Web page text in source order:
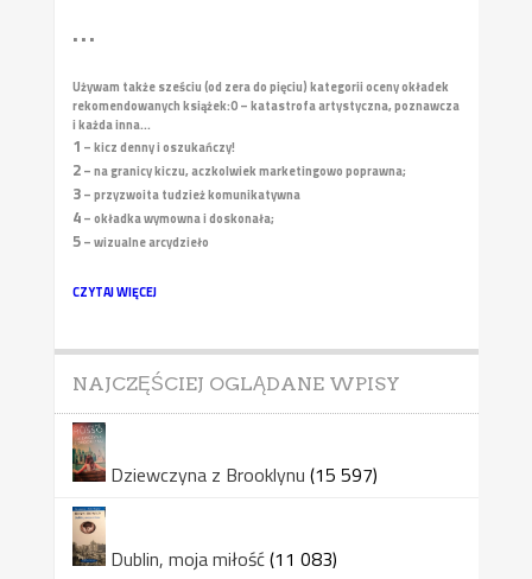
• • •
Używam także sześciu (od zera do pięciu) kategorii oceny okładek
rekomendowanych książek:0 – katastrofa artystyczna, poznawcza
i każda inna...
1 – kicz denny i oszukańczy!
2– na granicy kiczu, aczkolwiek marketingowo poprawna;
3– przyzwoita tudzież komunikatywna
4– okładka wymowna i doskonała;
5– wizualne arcydzieło
CZYTAJ WIĘCEJ
NAJCZĘŚCIEJ OGLĄDANE WPISY
Dziewczyna z Brooklynu (15 597)
Dublin, moja miłość(11 083)